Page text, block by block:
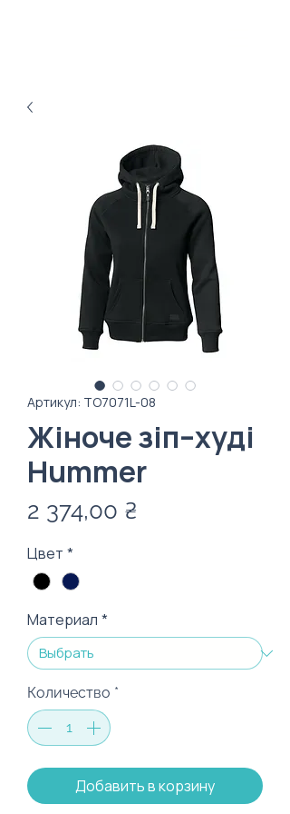
Артикул: ТО7071L-08
Жіноче зіп–худі
Hummer
2 374,00 ₴
Цвет *
Материал *
Количество *
Добавить в корзину